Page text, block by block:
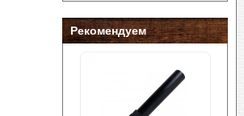
Рекомендуем